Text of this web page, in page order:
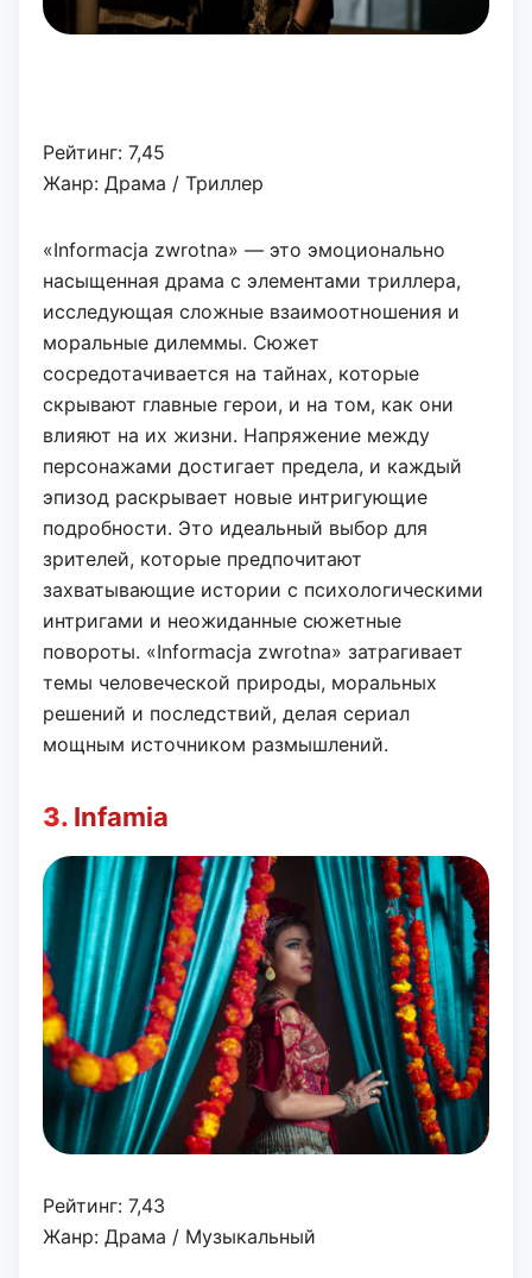
Рейтинг: 7,45
Жанр: Драма / Триллер
«Informacja zwrotna» — это эмоционально
насыщенная драма с элементами триллера,
исследующая сложные взаимоотношения и
моральные дилеммы. Сюжет
сосредотачивается на тайнах, которые
скрывают главные герои, и на том, как они
влияют на их жизни. Напряжение между
персонажами достигает предела, и каждый
эпизод раскрывает новые интригующие
подробности. Это идеальный выбор для
зрителей, которые предпочитают
захватывающие истории с психологическими
интригами и неожиданные сюжетные
повороты. «Informacja zwrotna» затрагивает
темы человеческой природы, моральных
решений и последствий, делая сериал
мощным источником размышлений.
3. Infamia
Рейтинг: 7,43
Жанр: Драма / Музыкальный